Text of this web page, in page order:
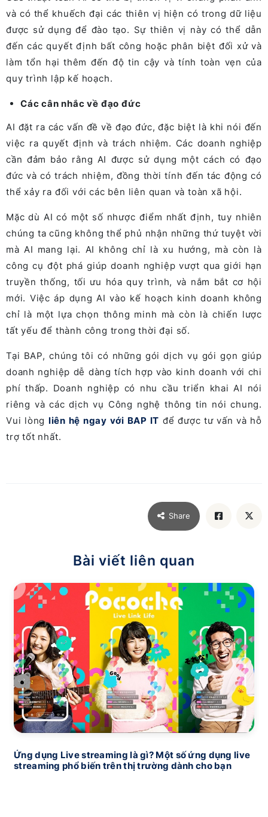
và có thể khuếch đại các thiên vị hiện có trong dữ liệu
được sử dụng để đào tạo. Sự thiên vị này có thể dẫn
đến các quyết định bất công hoặc phân biệt đối xử và
làm tổn hại thêm đến độ tin cậy và tính toàn vẹn của
quy trình lập kế hoạch.
Các cân nhắc về đạo đức
AI đặt ra các vấn đề về đạo đức, đặc biệt là khi nói đến
việc ra quyết định và trách nhiệm. Các doanh nghiệp
cần đảm bảo rằng AI được sử dụng một cách có đạo
đức và có trách nhiệm, đồng thời tính đến tác động có
thể xảy ra đối với các bên liên quan và toàn xã hội.
Mặc dù AI có một số nhược điểm nhất định, tuy nhiên
chúng ta cũng không thể phủ nhận những thứ tuyệt vời
mà AI mang lại. AI không chỉ là xu hướng, mà còn là
công cụ đột phá giúp doanh nghiệp vượt qua giới hạn
truyền thống, tối ưu hóa quy trình, và nắm bắt cơ hội
mới. Việc áp dụng AI vào kế hoạch kinh doanh không
chỉ là một lựa chọn thông minh mà còn là chiến lược
tất yếu để thành công trong thời đại số.
Tại BAP, chúng tôi có những gói dịch vụ gói gọn giúp
doanh nghiệp dễ dàng tích hợp vào kinh doanh với chi
phí thấp. Doanh nghiệp có nhu cầu triển khai AI nói
riêng và các dịch vụ Công nghệ thông tin nói chung.
Vui lòng liên hệ ngay với BAP IT để được tư vấn và hỗ
trợ tốt nhất.
Share
Bài viết liên quan
Ứng dụng Live streaming là gì? Một số ứng dụng live
streaming phổ biến trên thị trường dành cho bạn